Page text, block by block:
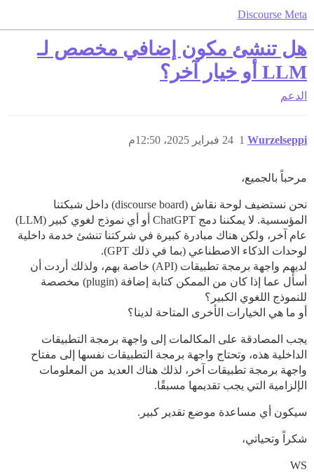
Discourse Meta
هل تنشئ مكون إضافي مخصص لـ
LLM أو خيار آخر؟
الدعم
Wurzelseppi 24 فبراير 2025، 12:50م 1
مرحباً بالجميع،
نحن نستضيف لوحة نقاش (discourse board) داخل شبكتنا
المؤسسية. لا يمكننا دمج ChatGPT أو أي نموذج لغوي كبير (LLM)
عام آخر، ولكن هناك مبادرة كبيرة في شركتنا تنشئ خدمة داخلية
لوحدات الذكاء الاصطناعي (بما في ذلك GPT).
لديهم واجهة برمجة تطبيقات (API) خاصة بهم، ولذلك أردت أن
أسأل عما إذا كان من الممكن كتابة إضافة (plugin) مخصصة
للنموذج اللغوي الكبير؟
أو ما هي الخيارات الأخرى المتاحة لدينا؟
يجب المصادقة على المكالمات إلى واجهة برمجة التطبيقات
الداخلية هذه، وتحتاج واجهة برمجة التطبيقات نفسها إلى مفتاح
واجهة برمجة تطبيقات آخر، لذلك هناك العديد من المعلومات
الإلزامية التي يجب تقديمها مسبقًا.
سيكون أي مساعدة موضع تقدير كبير.
شكراً وتحياتي،
WS